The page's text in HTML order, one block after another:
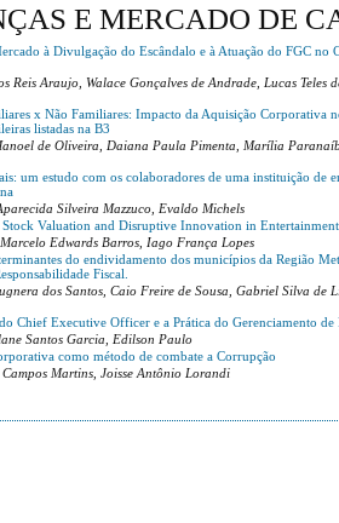
E MERCADO DE
à Divulgação do Escândalo e à Atuação do FGC no
Reis Araujo, Walace Gonçalves de Andrade, Lucas Teles
x Não Familiares: Impacto da Aquisição Corporativa
listadas na B3
de Oliveira, Daiana Paula Pimenta, Marília
um estudo com os colaboradores de uma instituição de
Silveira Mazzuco, Evaldo Michels
Valuation and Disruptive Innovation in
Edwards Barros, Iago França Lopes
do endividamento dos municípios da Região
Fiscal.
dos Santos, Caio Freire de Sousa, Gabriel Silva de
Chief Executive Officer e a Prática do Gerenciamento de
Santos Garcia, Edilson Paulo
como método de combate a Corrupção
Martins, Joisse Antônio Lorandi